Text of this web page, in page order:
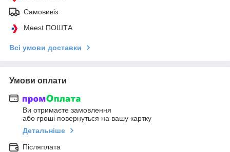
Самовивіз
Meest ПОШТА
Всі умови доставки
Умови оплати
Ви отримаєте замовлення
або гроші повернуться на вашу картку
Детальніше
Післяплата